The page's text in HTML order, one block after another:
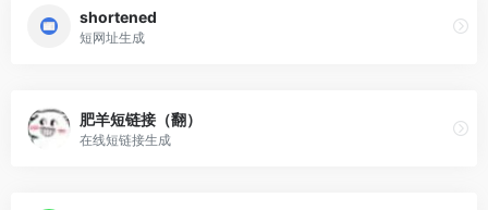
shortened
短网址生成
肥羊短链接（翻）
在线短链接生成